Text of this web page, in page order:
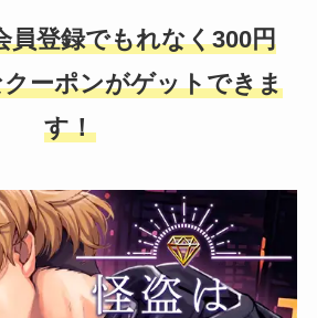
員登録でもれなく300円
ーポンがゲットできま
す！